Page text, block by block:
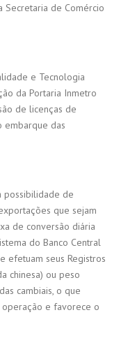
Secretaria de Comércio
e Tecnologia
da Portaria Inmetro
de licenças de
embarque das
possibilidade de
que sejam
de conversão diária
do Banco Central
efetuam seus Registros
chinesa) ou peso
cambiais, o que
operação e favorece o